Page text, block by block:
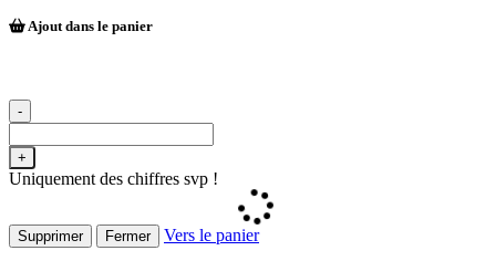
Ajout dans le panier
-
+
Uniquement des chiffres svp !
Supprimer Fermer Vers le panier